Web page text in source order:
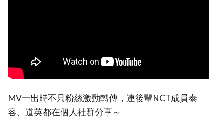
MV一出時不只粉絲激動轉傳，連後輩NCT成員泰
容、道英都在個人社群分享～